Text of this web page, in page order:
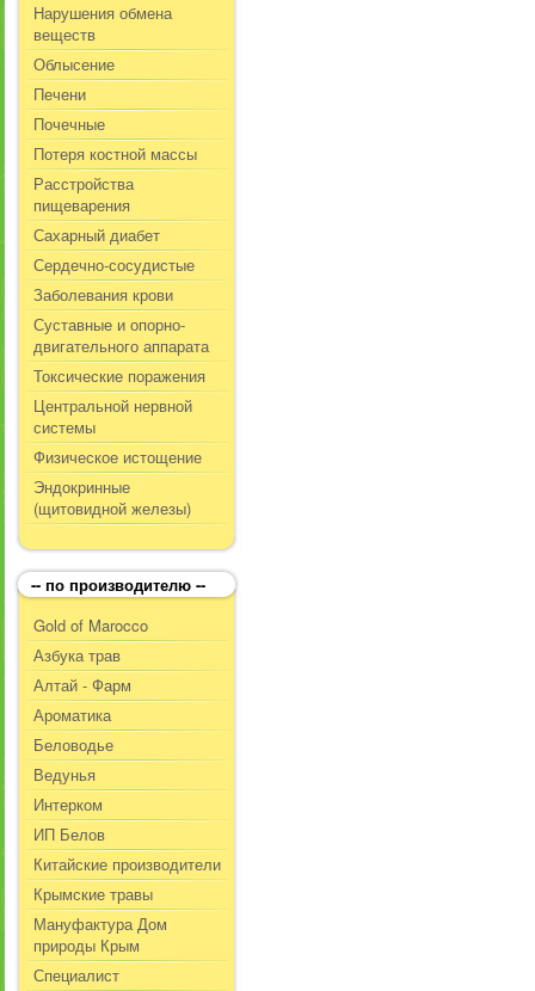
Нарушения обмена
веществ
Облысение
Печени
Почечные
Потеря костной массы
Расстройства
пищеварения
Сахарный диабет
Сердечно-сосудистые
Заболевания крови
Суставные и опорно-
двигательного аппарата
Токсические поражения
Центральной нервной
системы
Физическое истощение
Эндокринные
(щитовидной железы)
-- по производителю --
Gold of Marocco
Азбука трав
Алтай - Фарм
Ароматика
Беловодье
Ведунья
Интерком
ИП Белов
Китайские производители
Крымские травы
Мануфактура Дом
природы Крым
Специалист